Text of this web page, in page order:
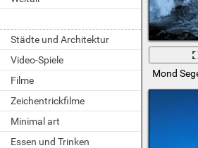
Städte und Architektur
Video-Spiele
Filme
Zeichentrickfilme
Minimal art
Essen und Trinken
Mond